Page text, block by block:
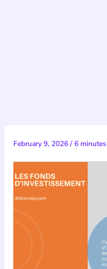
February 9, 2026/6